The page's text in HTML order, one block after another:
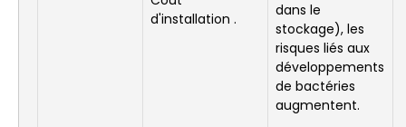
d'installation .
dans le
stockage), les
risques liés aux
développements
de bactéries
augmentent.